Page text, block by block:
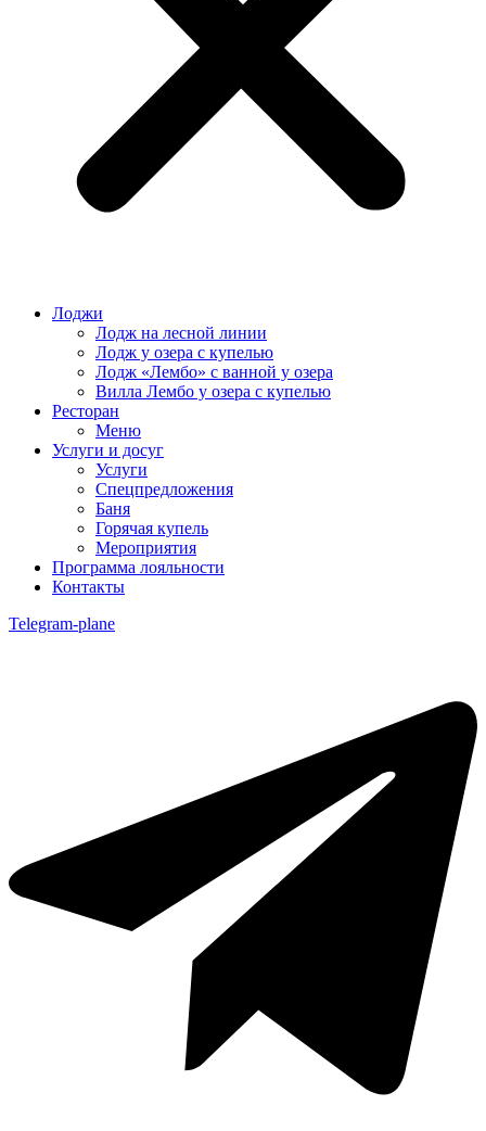
Лоджи
Лодж на лесной линии
Лодж у озера с купелью
Лодж «Лембо» с ванной у озера
Вилла Лембо у озера с купелью
Ресторан
Меню
Услуги и досуг
Услуги
Спецпредложения
Баня
Горячая купель
Мероприятия
Программа лояльности
Контакты
Telegram-plane